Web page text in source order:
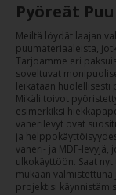
Pyöreät
Meiltä löydät laajan
puumateriaaleista,
Tarjoamme eri
soveltuvat
leikataan huolellisesti
Mikäli toivot
esimerkiksi
vanerilevyt ovat
ja
vaneri- ja MDF-
ulkokäyttöön. Saat
mukaan
projektisi